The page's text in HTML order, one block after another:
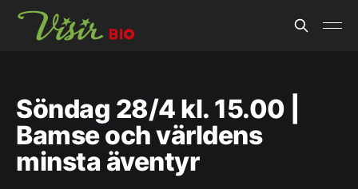
Söndag 28/4 kl. 15.00 |
Bamse och världens
minsta äventyr